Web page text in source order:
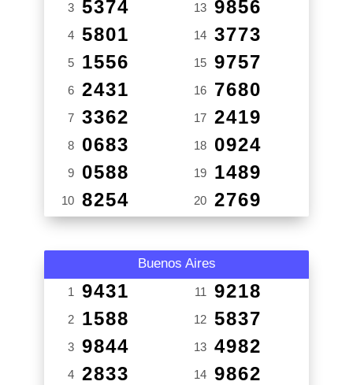
3 5374
4 5801
5 1556
6 2431
7 3362
8 0683
9 0588
10 8254
13 9856
14 3773
15 9757
16 7680
17 2419
18 0924
19 1489
20 2769
Buenos Aires
1 9431
2 1588
3 9844
4 2833
11 9218
12 5837
13 4982
14 9862